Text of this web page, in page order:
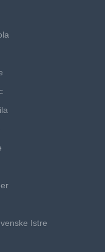
Istre